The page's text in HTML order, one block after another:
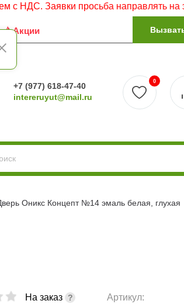
просьба направлять на
Акции
+7 (977) 618-47-40
intereruyut@mail.ru
0
Оникс Концепт №14 эмаль белая, глухая
На заказ
Артикул: